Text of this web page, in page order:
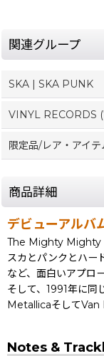
関連グループ
SKA | SKA PUNK
VINYL RECORDS
限定品/レア・アイテ
商品詳細
デビューアルバ
The Mighty Mighty
スカとパンクとハ
など、面白いアプロ
そして、1991年に
MetallicaそしてVan
Notes &